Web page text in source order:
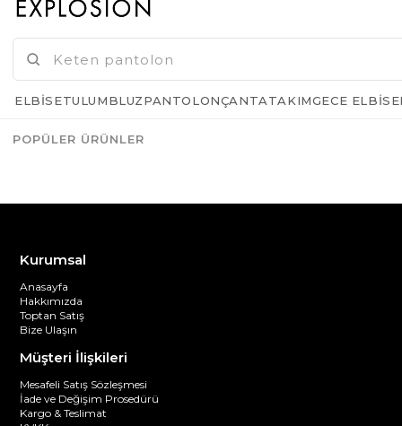
Kurumsal
Anasayfa
Hakkımızda
Toptan Satış
Bize Ulaşın
Müşteri İlişkileri
Mesafeli Satış Sözleşmesi
İade ve Değişim Prosedürü
Kargo & Teslimat
ELBISETULUMBLUZPANTOLONÇANTATAKIMGECE
POPÜLER ÜRÜNLER